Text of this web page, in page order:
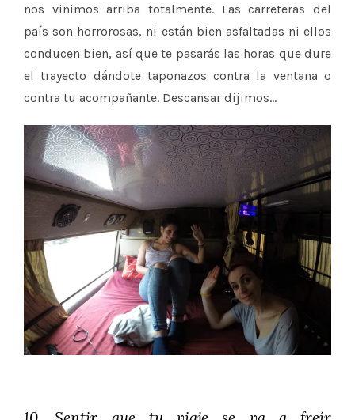
nos vinimos arriba totalmente. Las carreteras del
país son horrorosas, ni están bien asfaltadas ni ellos
conducen bien, así que te pasarás las horas que dure
el trayecto dándote taponazos contra la ventana o
contra tu acompañante. Descansar dijimos…